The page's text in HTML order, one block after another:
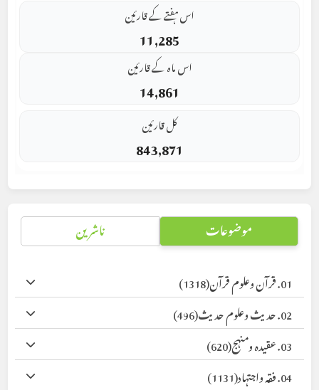
اس ہفتے کے قارئین
11,285
اس ماہ کے قارئین
14,861
کل قارئین
843,871
موضوعات ناشرین
01. قرآن وعلوم قرآن
(1318)
02. حدیث وعلوم حدیث
(496)
03. عقیدہ ومنہج
(620)
04. فقہ واجتہاد
(1131)